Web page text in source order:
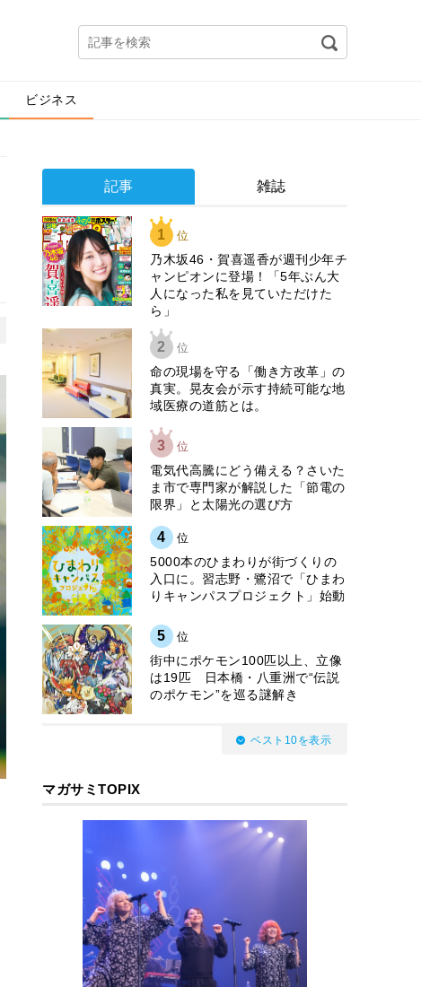
ビジネス
記事 雑誌
1 位
乃木坂46・賀喜遥香が週刊少年チ
ャンピオンに登場！「5年ぶん大
人になった私を見ていただけた
ら」
2 位
​命の現場を守る「働き方改革」の
真実。晃友会が示す持続可能な地
域医療の道筋とは。
3 位
電気代高騰にどう備える？さいた
ま市で専門家が解説した「節電の
限界」と太陽光の選び方
4 位
5000本のひまわりが街づくりの
入口に。習志野・鷺沼で「ひまわ
りキャンパスプロジェクト」始動
5 位
街中にポケモン100匹以上、立像
は19匹 日本橋・八重洲で“伝説
のポケモン”を巡る謎解き
ベスト10を表示
マガサミTOPIX